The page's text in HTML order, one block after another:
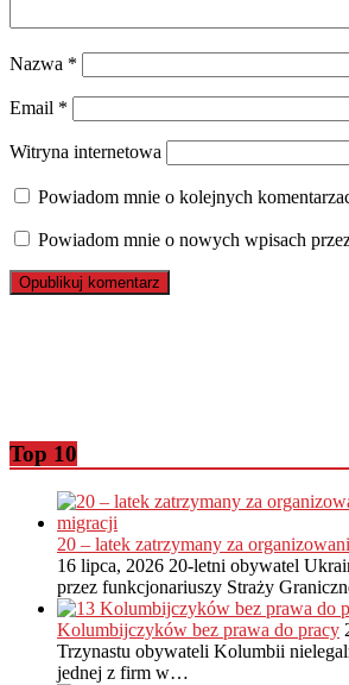
Nazwa *
Email *
Witryna internetowa
Powiadom mnie o kolejnych
Powiadom mnie o nowych wpisach
Top 10
20 – latek zatrzymany za
16 lipca, 2026 20-letni obywatel
przez funkcjonariuszy Straży
Kolumbijczyków bez prawa do pracy
Trzynastu obywateli Kolumbii
jednej z firm w…